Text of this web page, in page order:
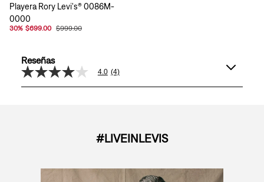
Playera Rory Levi's® 0086M-
0000
30% $699.00 $999.00
Reseñas
4.0
de
Reviews.
4.0 (4)
#LIVEINLEVIS